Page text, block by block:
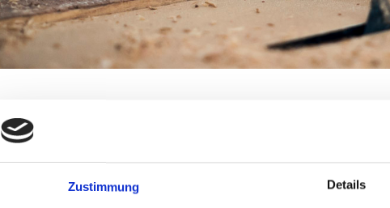
Zustimmung Details
STRUCK BAU- UND